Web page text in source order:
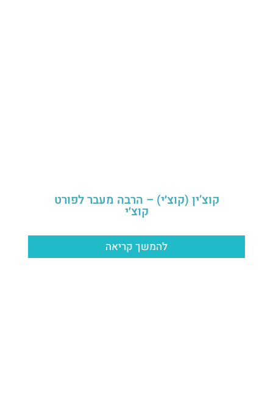
קוצ’ין (קוצ׳י) – הרבה מעבר לפורט
קוצ׳י
להמשך קריאה